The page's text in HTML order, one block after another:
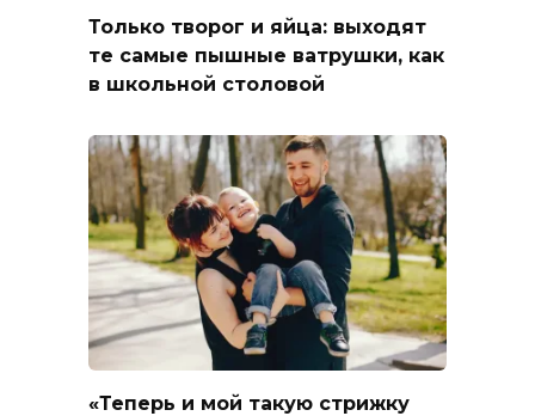
Только творог и яйца: выходят
те самые пышные ватрушки, как
в школьной столовой
«Теперь и мой такую стрижку